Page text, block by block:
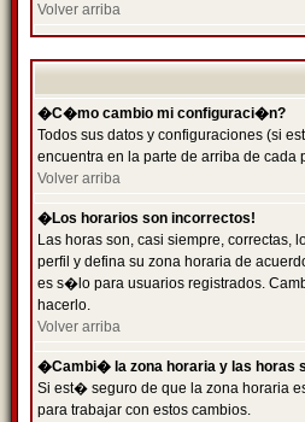
Volver arriba
�C�mo cambio mi configuraci�n?
Todos sus datos y configuraciones (si
encuentra en la parte de arriba de
Volver arriba
�Los horarios son incorrectos!
Las horas son, casi siempre,
perfil y defina su zona horaria de
es s�lo para usuarios registrados.
hacerlo.
Volver arriba
�Cambi� la zona horaria y las horas
Si est� seguro de que la zona horaria
para trabajar con estos cambios.